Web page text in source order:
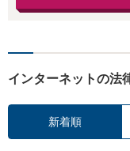
インターネットの法
新着順